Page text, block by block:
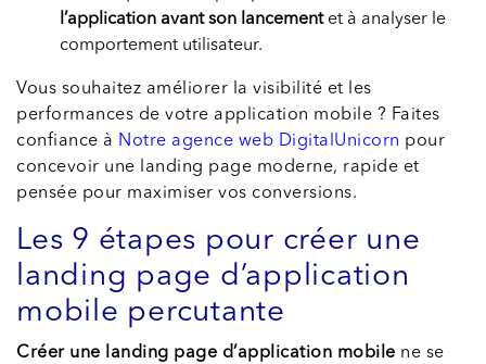
l’application avant son lancementet à analyser le
comportement utilisateur.
Vous souhaitez améliorer la visibilité et les
performances de votre application mobile ? Faites
confiance à Notre agence web DigitalUnicorn pour
concevoir une landing page moderne, rapide et
pensée pour maximiser vos conversions.
Les 9 étapes pour créer une
landing page d’application
mobile percutante
Créer une landing page d’application mobile ne se